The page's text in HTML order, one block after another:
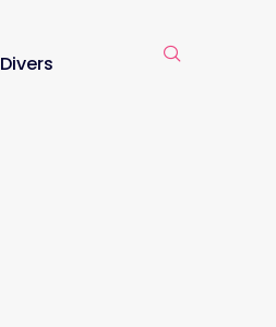
Divers